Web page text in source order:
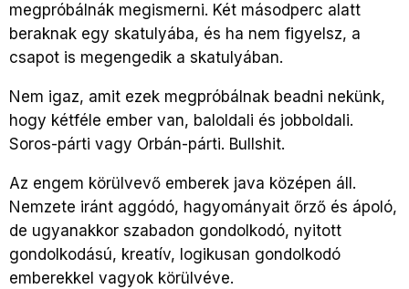
megpróbálnák megismerni. Két másodperc alatt
beraknak egy skatulyába, és ha nem figyelsz, a
csapot is megengedik a skatulyában.
Nem igaz, amit ezek megpróbálnak beadni nekünk,
hogy kétféle ember van, baloldali és jobboldali.
Soros-párti vagy Orbán-párti. Bullshit.
Az engem körülvevő emberek java középen áll.
Nemzete iránt aggódó, hagyományait őrző és ápoló,
de ugyanakkor szabadon gondolkodó, nyitott
gondolkodású, kreatív, logikusan gondolkodó
emberekkel vagyok körülvéve.